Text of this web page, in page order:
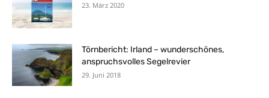
23. März 2020
Törnbericht: Irland – wunderschönes,
anspruchsvolles Segelrevier
29. Juni 2018